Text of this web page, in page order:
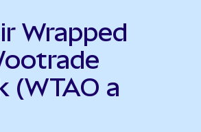
Wrapped
(WTAO a